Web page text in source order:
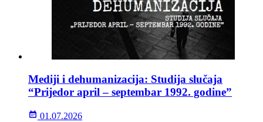
Mediji i dehumanizacija: Studija slučaja
“Prijedor april – septembar 1992. godine”
01.07.2026